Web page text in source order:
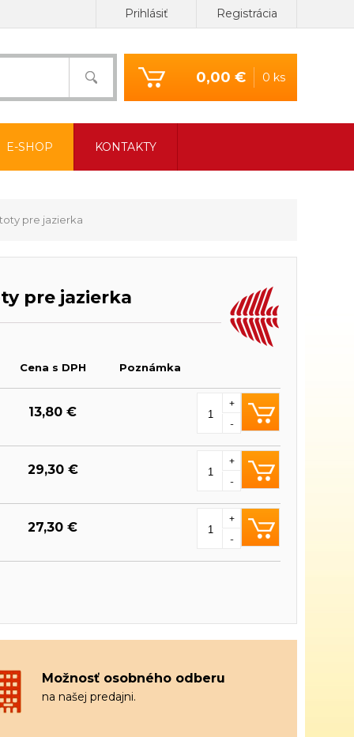
Prihlásiť Registrácia
0,00 € 0 ks
pre jazierka
pre jazierka
Cena s DPH Poznámka
13,80 €
-
+
29,30 €
-
+
27,30 €
-
+
Možnosť osobného odberu
na našej predajni.
E-SHOP KONTAKTY